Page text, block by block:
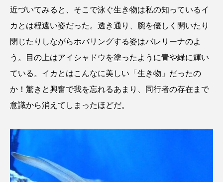
近づいてみると、そこで泳ぐ生き物は私の知っているイ
カとは程遠い姿だった。透き通り、腕を優しく開いたり
閉じたりしながらホバリングする姿はバレリーナのよ
う。目の上はアイシャドウを塗ったように青や緑に輝い
ている。イカとはこんなに美しい「生き物」だったの
か！驚きと興奮で我を忘れるあまり、同行者の存在まで
意識から消えてしまったほどだ。